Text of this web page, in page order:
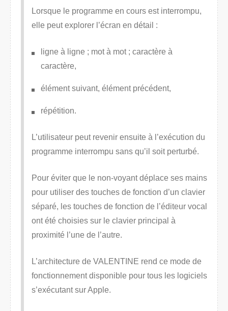
Lorsque le programme en cours est interrompu,
elle peut explorer l’écran en détail :
ligne à ligne ; mot à mot ; caractère à
caractère,
élément suivant, élément précédent,
répétition.
L’utilisateur peut revenir ensuite à l’exécution du
programme interrompu sans qu’il soit perturbé.
Pour éviter que le non-voyant déplace ses mains
pour utiliser des touches de fonction d’un clavier
séparé, les touches de fonction de l’éditeur vocal
ont été choisies sur le clavier principal à
proximité l’une de l’autre.
L’architecture de VALENTINE rend ce mode de
fonctionnement disponible pour tous les logiciels
s’exécutant sur Apple.